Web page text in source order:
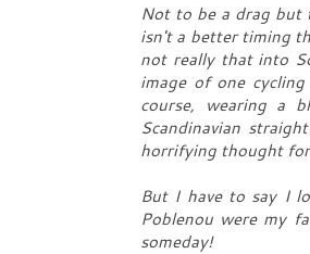
Not to be a drag but
isn't a better timing
not really that into
image of one
course, wearing a
Scandinavian
horrifying thought
But I have to say I
Poblenou were my
someday!